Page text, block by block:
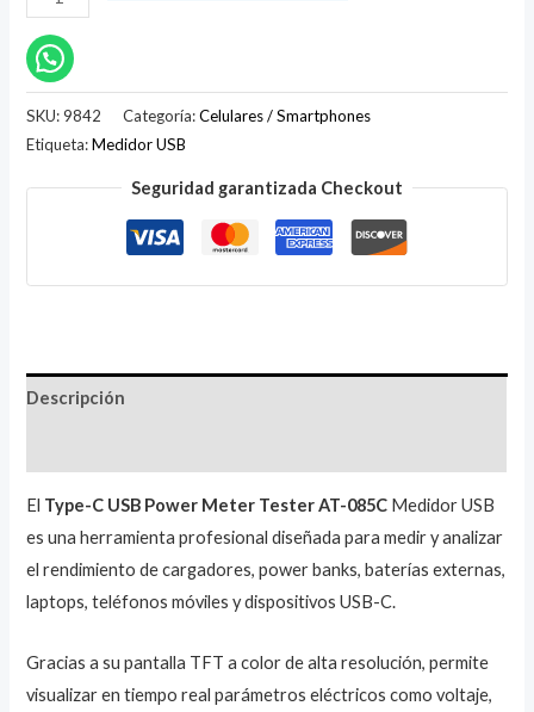
SKU:9842 Categoría:Celulares / Smartphones
Etiqueta:Medidor USB
Seguridad garantizada Checkout
Descripción
El Type-C USB Power Meter Tester AT-085C Medidor USB
es una herramienta profesional diseñada para medir y analizar
el rendimiento de cargadores, power banks, baterías externas,
laptops, teléfonos móviles y dispositivos USB-C.
Gracias a su pantalla TFT a color de alta resolución, permite
visualizar en tiempo real parámetros eléctricos como voltaje,